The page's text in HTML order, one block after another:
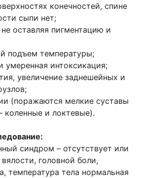
конечностей, спине
сыпи нет;
оставляя пигментацию и
подъем температуры;
интоксикация;
увеличение заднешейных и
(поражаются мелкие суставы
коленные и локтевые).
синдром – отсутствует или
головной боли,
температура тела нормальная